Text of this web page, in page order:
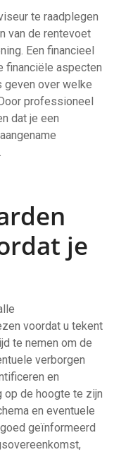
te raadplegen
van de rentevoet
Een financieel
financiële aspecten
geven over welke
professioneel
dat je een
je
voordat u tekent
te nemen om de
verborgen
en
op de hoogte te zijn
en eventuele
geïnformeerd